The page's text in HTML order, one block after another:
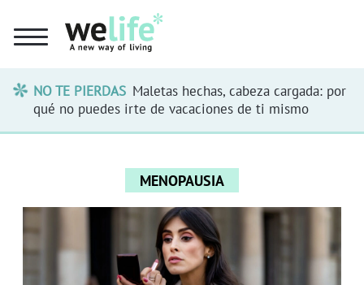
NO TE PIERDAS Maletas hechas, cabeza cargada: por
qué no puedes irte de vacaciones de ti mismo
MENOPAUSIA